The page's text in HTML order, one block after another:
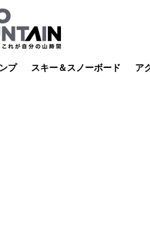
プ スキー＆スノーボード ア